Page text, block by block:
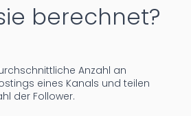
berechnet?
Anzahl an
eines Kanals und teilen
der Follower.